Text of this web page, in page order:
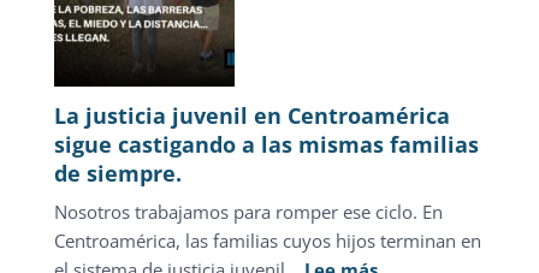
La justicia juvenil en Centroamérica
sigue castigando a las mismas familias
de siempre.
Nosotros trabajamos para romper ese ciclo. En
Centroamérica, las familias cuyos hijos terminan en
: